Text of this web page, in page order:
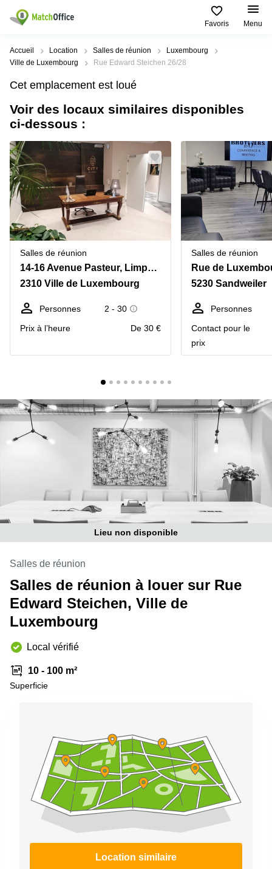
Favoris Menu
Rechercher / publier
Pages
de
Bureau
Centre
d’affaires
Coworking
Salles
de
réunion
Bureau
virtuel
Villes
Populaires
Luxembourg
sur-
Alzette
Senningerberg
Bertrange
Sandweiler
Recherches
populaires
Сoworking
Luxembourg
Salle de
réunion
Luxembourg
Coworking
Bertrange
Centre
d'affaires
Luxembourg
Bureaux
Esch-sur-
Alzette
Bureaux
Sandweiler
d’affaires
Bertrange
Esch-
Alzette
Centres
Sandweiler
Aide
Qui sommes-nous?
Publier un bureau
Prix
Connexion
Choisissez une langue
Luxembourg
Accueil Location Salles de réunion
Luxembourg
Ville de Luxembourg
Rue Edward Steichen 26/28
Cet emplacement est loué
Voir des locaux similaires disponibles
ci-dessous :
Salles de réunion
14-16 Avenue Pasteur, Limpertsberg
2310 Ville de Luxembourg
Personnes
2 - 30
Prix à l’heure
De 30 €
Salles de réunion
Rue de
5230 Sandweiler
Personnes
Contact pour le
prix
Lieu non disponible
Salles de réunion
Salles de réunion à louer sur Rue
Edward Steichen, Ville de
Luxembourg
Local vérifié
10 - 100 m²
Superficie
Location similaire